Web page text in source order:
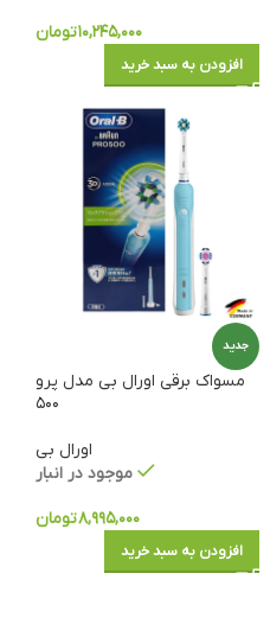
۱۰,۲۴۵,۰۰۰تومان
افزودن به سبد خرید
جدید
مسواک برقی اورال بی مدل پرو
۵۰۰
اورال بی
موجود در انبار
۸,۹۹۵,۰۰۰تومان
افزودن به سبد خرید